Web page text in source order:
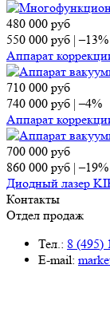
480 000 руб
550 000 руб |–13%
Аппарат
710 000 руб
740 000 руб |–4%
Аппарат
700 000 руб
860 000 руб |–19%
Диодный лазер
Контакты
Отдел продаж
Тел.: 8 (495)
E-mail: